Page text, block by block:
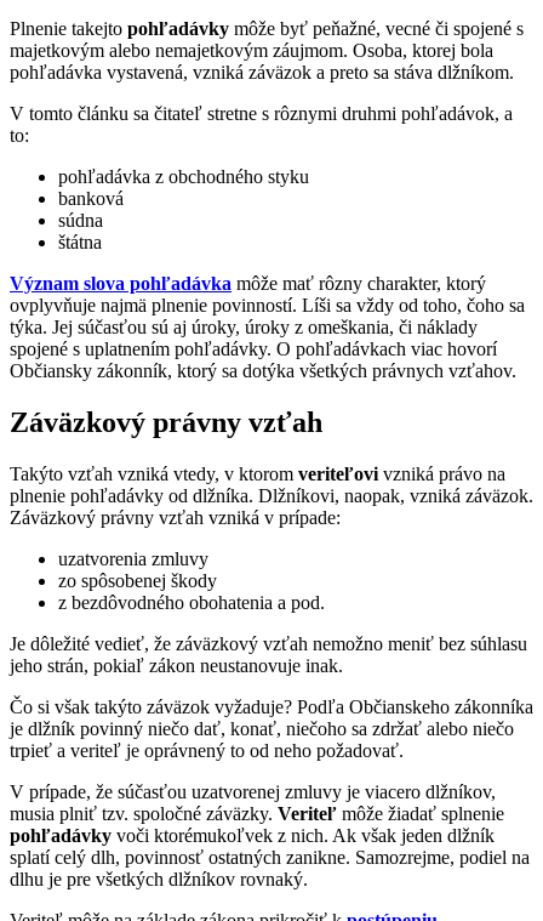
Plnenie takejto pohľadávky môže byť peňažné, vecné či spojené s
majetkovým alebo nemajetkovým záujmom. Osoba, ktorej bola
pohľadávka vystavená, vzniká záväzok a preto sa stáva dlžníkom.
V tomto článku sa čitateľ stretne s rôznymi druhmi pohľadávok, a
to:
pohľadávka z obchodného styku
banková
súdna
štátna
Význam slova pohľadávka môže mať rôzny charakter, ktorý
ovplyvňuje najmä plnenie povinností. Líši sa vždy od toho, čoho sa
týka. Jej súčasťou sú aj úroky, úroky z omeškania, či náklady
spojené s uplatnením pohľadávky. O pohľadávkach viac hovorí
Občiansky zákonník, ktorý sa dotýka všetkých právnych vzťahov.
Záväzkový právny vzťah
Takýto vzťah vzniká vtedy, v ktorom veriteľovi vzniká právo na
plnenie pohľadávky od dlžníka. Dlžníkovi, naopak, vzniká záväzok.
Záväzkový právny vzťah vzniká v prípade:
uzatvorenia zmluvy
zo spôsobenej škody
z bezdôvodného obohatenia a pod.
Je dôležité vedieť, že záväzkový vzťah nemožno meniť bez súhlasu
jeho strán, pokiaľ zákon neustanovuje inak.
Čo si však takýto záväzok vyžaduje? Podľa Občianskeho zákonníka
je dlžník povinný niečo dať, konať, niečoho sa zdržať alebo niečo
trpieť a veriteľ je oprávnený to od neho požadovať.
V prípade, že súčasťou uzatvorenej zmluvy je viacero dlžníkov,
musia plniť tzv. spoločné záväzky. Veriteľ môže žiadať splnenie
pohľadávky voči ktorémukoľvek z nich. Ak však jeden dlžník
splatí celý dlh, povinnosť ostatných zanikne. Samozrejme, podiel na
dlhu je pre všetkých dlžníkov rovnaký.